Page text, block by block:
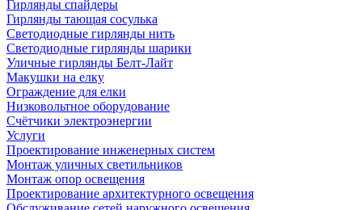
Гирлянды спайдеры
Гирлянды тающая сосулька
Светодиодные гирлянды нить
Светодиодные гирлянды шарики
Уличные гирлянды Белт-Лайт
Макушки на елку
Ограждение для елки
Низковольтное оборудование
Счётчики электроэнергии
Услуги
Проектирование инженерных систем
Монтаж уличных светильников
Монтаж опор освещения
Проектирование архитектурного освещения